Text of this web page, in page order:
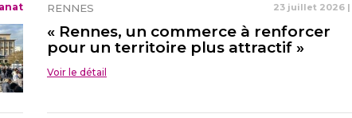
RENNES 23 juillet 2026 |
« Rennes, un commerce à renforcer
pour un territoire plus attractif »
Voir le détail